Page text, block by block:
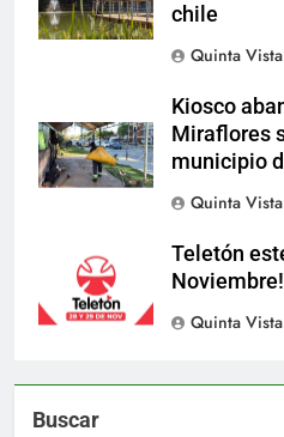
chile
Quinta
Kiosco
Miraflores
municipio
Quinta
Teletón
Quinta
Buscar